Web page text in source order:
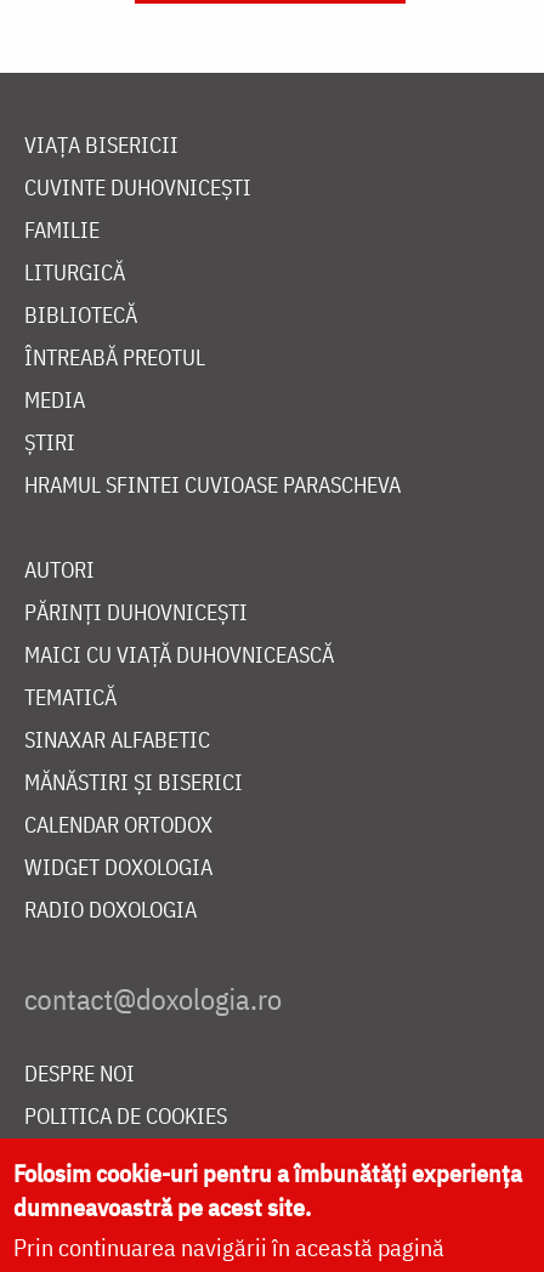
VIAȚA BISERICII
CUVINTE DUHOVNICEȘTI
FAMILIE
LITURGICĂ
BIBLIOTECĂ
ÎNTREABĂ PREOTUL
MEDIA
ȘTIRI
HRAMUL SFINTEI CUVIOASE PARASCHEVA
AUTORI
PĂRINȚI DUHOVNICEȘTI
MAICI CU VIAȚĂ DUHOVNICEASCĂ
TEMATICĂ
SINAXAR ALFABETIC
MĂNĂSTIRI ȘI BISERICI
CALENDAR ORTODOX
WIDGET DOXOLOGIA
RADIO DOXOLOGIA
DESPRE NOI
POLITICA DE COOKIES
DONEAZĂ ONLINE PENTRU CATEDRALA NAȚIONALĂ
LIVE
Folosim cookie-uri pentru a îmbunătăți experiența
dumneavoastră pe acest site.
Prin continuarea navigării în această pagină